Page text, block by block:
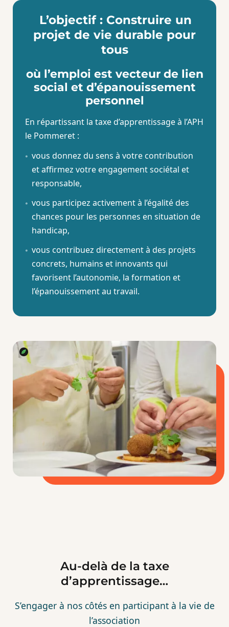
L’objectif : Construire un
projet de vie durable pour
tous
où l’emploi est vecteur de lien
social et d’épanouissement
personnel
En répartissant la taxe d’apprentissage à l’APH
le Pommeret :
vous donnez du sens à votre contribution
et affirmez votre engagement sociétal et
responsable,
vous participez activement à l’égalité des
chances pour les personnes en situation de
handicap,
vous contribuez directement à des projets
concrets, humains et innovants qui
favorisent l’autonomie, la formation et
l’épanouissement au travail.
Au-delà de la taxe
d’apprentissage…
S’engager à nos côtés en participant à la vie de
l’association